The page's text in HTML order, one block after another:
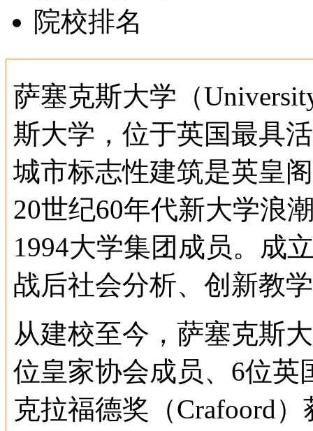
院校排名
萨塞克斯大学（
斯大学，位于英国最具
城市标志性建筑是英皇
20世纪60年代新大学浪
1994大学集团成员。成
战后社会分析、创新教
从建校至今，萨塞克斯
位皇家协会成员、6位英
克拉福德奖（Crafoord